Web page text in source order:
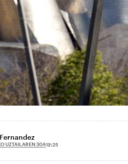
UZTAILAREN 30A12:25